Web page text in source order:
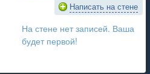
Написать на стене
На стене нет записей. Ваша
будет первой!